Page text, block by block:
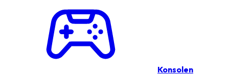
Konsolen